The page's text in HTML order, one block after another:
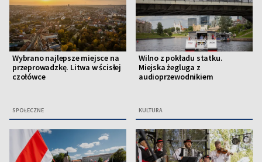
Wybrano najlepsze miejsce na
przeprowadzkę. Litwa w ścisłej
czołówce
SPOŁECZNE
Wilno z pokładu statku.
Miejska żegluga z
audioprzewodnikiem
KULTURA